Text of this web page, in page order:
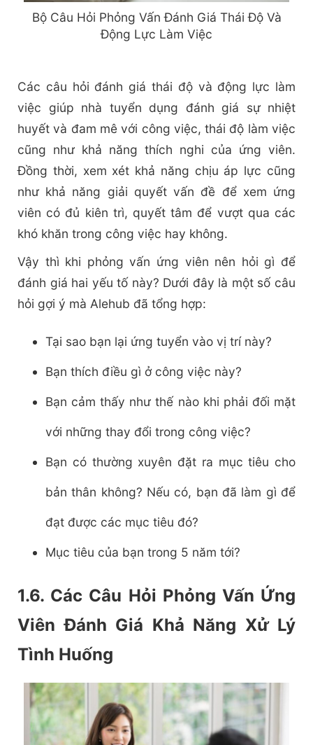
Bộ Câu Hỏi Phỏng Vấn Đánh Giá Thái Độ Và
Động Lực Làm Việc
Các câu hỏi đánh giá thái độ và động lực làm
việc giúp nhà tuyển dụng đánh giá sự nhiệt
huyết và đam mê với công việc, thái độ làm việc
cũng như khả năng thích nghi của ứng viên.
Đồng thời, xem xét khả năng chịu áp lực cũng
như khả năng giải quyết vấn đề để xem ứng
viên có đủ kiên trì, quyết tâm để vượt qua các
khó khăn trong công việc hay không.
Vậy thì khi phỏng vấn ứng viên nên hỏi gì để
đánh giá hai yếu tố này? Dưới đây là một số câu
hỏi gợi ý mà Alehub đã tổng hợp:
Tại sao bạn lại ứng tuyển vào vị trí này?
Bạn thích điều gì ở công việc này?
Bạn cảm thấy như thế nào khi phải đối mặt
với những thay đổi trong công việc?
Bạn có thường xuyên đặt ra mục tiêu cho
bản thân không? Nếu có, bạn đã làm gì để
đạt được các mục tiêu đó?
Mục tiêu của bạn trong 5 năm tới?
1.6. Các Câu Hỏi Phỏng Vấn Ứng
Viên Đánh Giá Khả Năng Xử Lý
Tình Huống